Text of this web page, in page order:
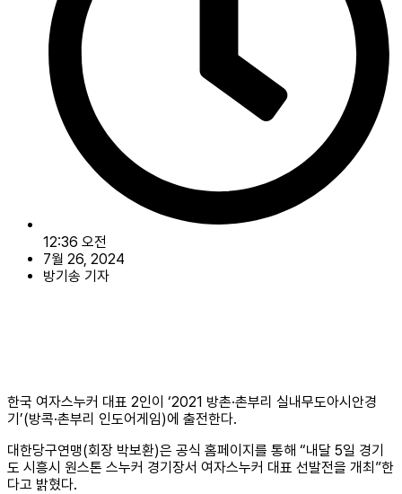
12:36 오전
7월 26, 2024
방기송 기자
한국 여자스누커 대표 2인이 ‘2021 방촌·촌부리 실내무도아시안경
기’(방콕·촌부리 인도어게임)에 출전한다.
대한당구연맹(회장 박보환)은 공식 홈페이지를 통해 “내달 5일 경기
도 시흥시 원스톤 스누커 경기장서 여자스누커 대표 선발전을 개최”한
다고 밝혔다.